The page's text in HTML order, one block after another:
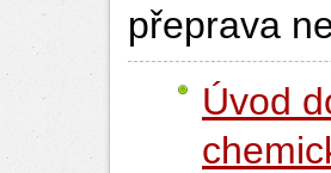
přeprava
Úvod